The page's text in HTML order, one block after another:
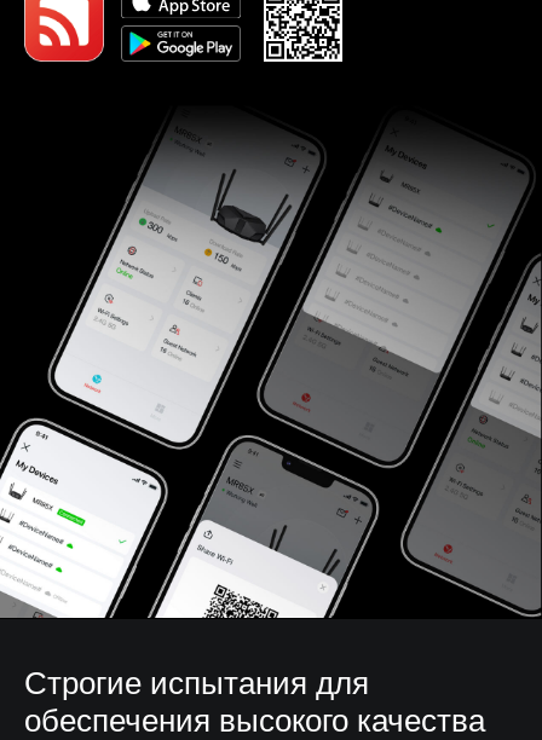
Строгие испытания для
обеспечения высокого качества